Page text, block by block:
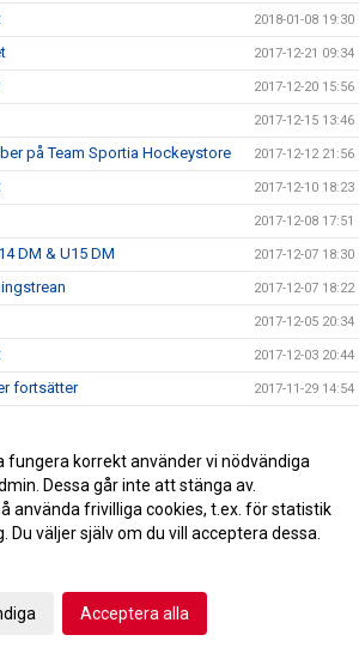
2018-01-08 19:30
2017-12-21 09:34
2017-12-20 15:56
2017-12-15 13:46
på Team Sportia Hockeystore 2017-12-12 21:56
2017-12-10 18:23
2017-12-08 17:51
DM & U15 DM 2017-12-07 18:30
2017-12-07 18:22
2017-12-05 20:34
2017-12-03 20:44
fortsätter 2017-11-29 14:54
2017-11-26 19:49
THF 27 november 2017-11-26 16:35
andelslista 2017-11-26 16:27
hushållspapper
match
fungera korrekt använder vi nödvändiga
Dessa går inte att stänga av.
använda frivilliga cookies, t.ex. för statistik
väljer själv om du vill acceptera dessa.
Acceptera alla